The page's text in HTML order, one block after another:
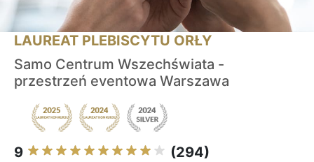
LAUREAT PLEBISCYTU ORŁY
Samo Centrum Wszechświata -
przestrzeń eventowa Warszawa
9 (294)